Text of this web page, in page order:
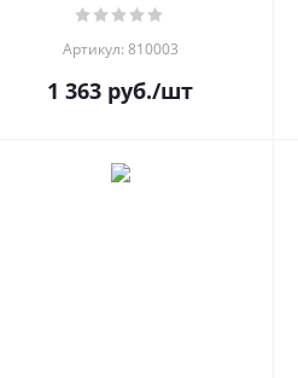
Артикул: 810003
1 363 руб./шт